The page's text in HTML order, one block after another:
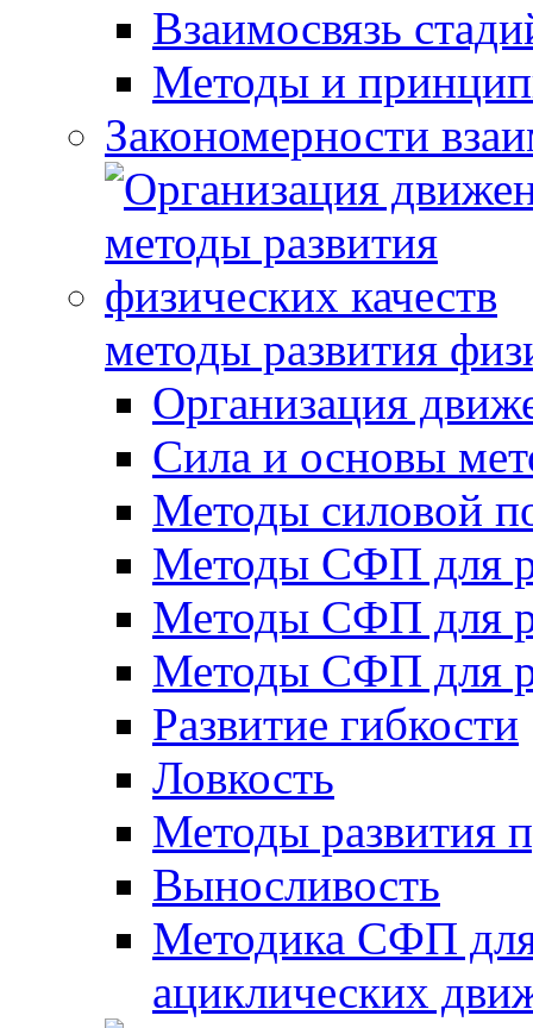
Взаимосвязь
Методы и
Закономерности
методы развития
Организация
Сила и основы
Методы силовой
Методы СФП для
Методы СФП для
Методы СФП для
Развитие гибкости
Ловкость
Методы развития
Выносливость
Методика СФП для
ациклических